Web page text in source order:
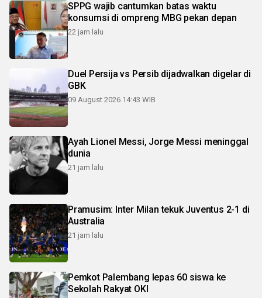
SPPG wajib cantumkan batas waktu
konsumsi di ompreng MBG pekan depan
22 jam lalu
Duel Persija vs Persib dijadwalkan digelar di
GBK
09 August 2026 14:43 WIB
Ayah Lionel Messi, Jorge Messi meninggal
dunia
21 jam lalu
Pramusim: Inter Milan tekuk Juventus 2-1 di
Australia
21 jam lalu
Pemkot Palembang lepas 60 siswa ke
Sekolah Rakyat OKI